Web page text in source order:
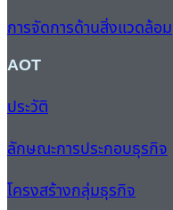
การจัดการด้านสิ่งแวดล้อม
AOT
ประวัติ
ลักษณะการประกอบธุรกิจ
โครงสร้างกลุ่มธุรกิจ